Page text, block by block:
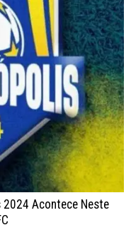
2024 Acontece Neste